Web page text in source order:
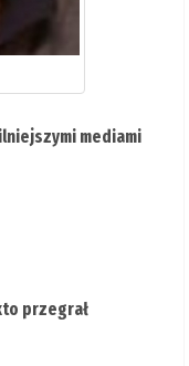
mediami
przegrał